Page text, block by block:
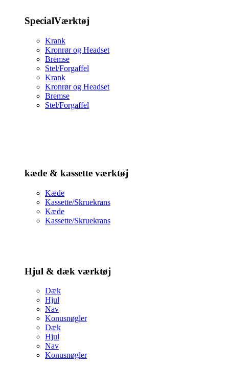
SpecialVærktøj
Krank
Kronrør og Headset
Bremse
Stel/Forgaffel
Krank
Kronrør og Headset
Bremse
Stel/Forgaffel
kæde & kassette værktøj
Kæde
Kassette/Skruekrans
Kæde
Kassette/Skruekrans
Hjul & dæk værktøj
Dæk
Hjul
Nav
Konusnøgler
Dæk
Hjul
Nav
Konusnøgler